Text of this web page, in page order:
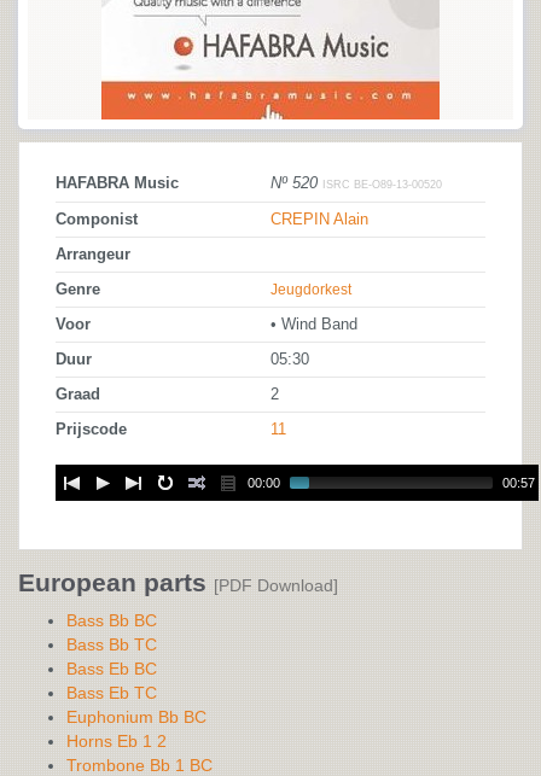
HAFABRA Music Nº 520 ISRC BE-O89-13-00520
Componist CREPIN Alain
Arrangeur
Genre Jeugdorkest
Voor • Wind Band
Duur 05:30
Graad 2
Prijscode 11
00:00 00:57
European parts [PDF Download]
Bass Bb BC
Bass Bb TC
Bass Eb BC
Bass Eb TC
Euphonium Bb BC
Horns Eb 1 2
Trombone Bb 1 BC